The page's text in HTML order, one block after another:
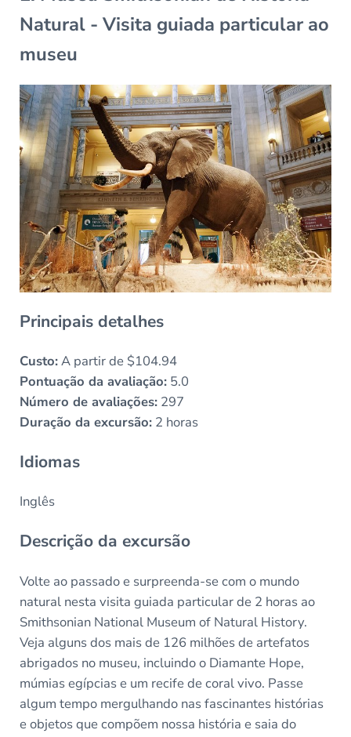
Natural - Visita guiada particular ao
museu
Principais detalhes
Custo:A partir de $104.94
Pontuação da avaliação:5.0
Número de avaliações:297
Duração da excursão:2 horas
Idiomas
Inglês
Descrição da excursão
Volte ao passado e surpreenda-se com o mundo
natural nesta visita guiada particular de 2 horas ao
Smithsonian National Museum of Natural History.
Veja alguns dos mais de 126 milhões de artefatos
abrigados no museu, incluindo o Diamante Hope,
múmias egípcias e um recife de coral vivo. Passe
algum tempo mergulhando nas fascinantes histórias
e objetos que compõem nossa história e saia do